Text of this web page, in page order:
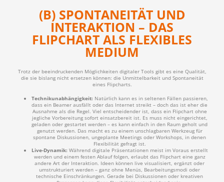
(B) SPONTANEITÄT UND
INTERAKTION – DAS
FLIPCHART ALS FLEXIBLES
MEDIUM
Trotz der beeindruckenden Möglichkeiten digitaler Tools gibt es eine Qualität,
die sie bislang nicht ersetzen können: die Unmittelbarkeit und Spontaneität
eines Flipcharts.
Technikunabhängigkeit: Natürlich kann es in seltenen Fällen passieren,
dass ein Beamer ausfällt oder das Internet streikt – doch das ist eher die
Ausnahme als die Regel. Viel entscheidender ist, dass ein Flipchart ohne
jegliche Vorbereitung sofort einsatzbereit ist. Es muss nicht eingerichtet,
geladen oder gestartet werden – es kann einfach in den Raum geholt und
genutzt werden. Das macht es zu einem unschlagbaren Werkzeug für
spontane Diskussionen, ungeplante Meetings oder Workshops, in denen
Flexibilität gefragt ist.
Live-Dynamik: Während digitale Präsentationen meist im Voraus erstellt
werden und einem festen Ablauf folgen, erlaubt das Flipchart eine ganz
andere Art der Interaktion. Ideen können live visualisiert, ergänzt oder
umstrukturiert werden – ganz ohne Menüs, Bearbeitungsmodi oder
technische Einschränkungen. Gerade bei Diskussionen oder kreativen